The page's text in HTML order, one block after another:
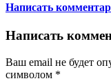
Написать
Написать
Ваш email не будет
символом *